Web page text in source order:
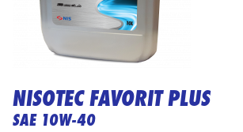
NISOTEC FAVORIT PLUS
SAE 10W-40